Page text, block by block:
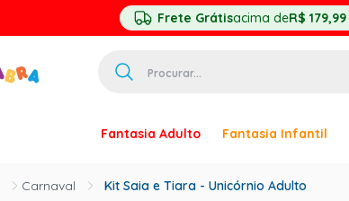
Frete Grátisacima deR$ 179,99
Fantasia Adulto Fantasia Infantil
Carnaval Kit Saia e Tiara - Unicórnio Adulto
2º
princesa